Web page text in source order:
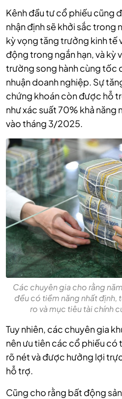
Kênh đầu tư cổ phiếu cũng
nhận định sẽ khởi sắc trong
kỳ vọng tăng trưởng kinh tế
động trong ngắn hạn, và kỳ
trường song hành cùng tốc
nhuận doanh nghiệp. Sự
chứng khoán còn được hỗ
như xác suất 70% khả năng
vào tháng 3/2025.
Các chuyên gia cho rằng
đều có tiềm năng nhất định,
ro và mục tiêu tài chính
Tuy nhiên, các chuyên gia
nên ưu tiên các cổ phiếu
rõ nét và được hưởng lợi
hỗ trợ.
Cũng cho rằng bất động